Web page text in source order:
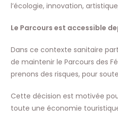
l’écologie, innovation,
Le Parcours est accessible
Dans ce contexte sanitaire
de maintenir le Parcours des
prenons des risques, pour
Cette décision est motivée
toute une économie